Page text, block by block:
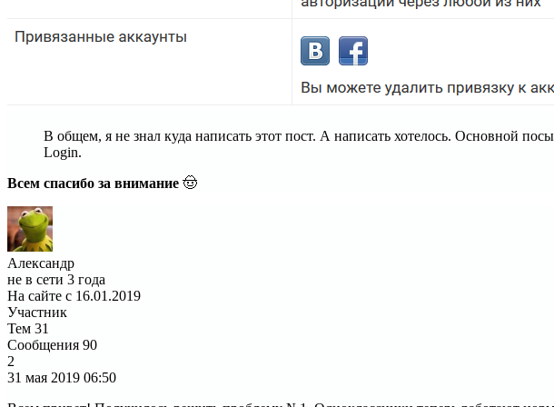
В общем, я не знал куда написать этот пост. А написать хотелось. Основной
Login.
Всем спасибо за внимание 🤠
Александр
не в сети 3 года
На сайте с 16.01.2019
Участник
Тем 31
Сообщения 90
2
31 мая 2019 06:50